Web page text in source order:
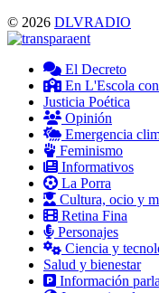
© 2026 DLVRADIO
El Decreto
En L'Escola
Justicia Poética
Opinión
Emergencia
Feminismo
Informativos
La Porra
Cultura, ocio y
Retina Fina
Personajes
Ciencia y
Salud y bienestar
Información